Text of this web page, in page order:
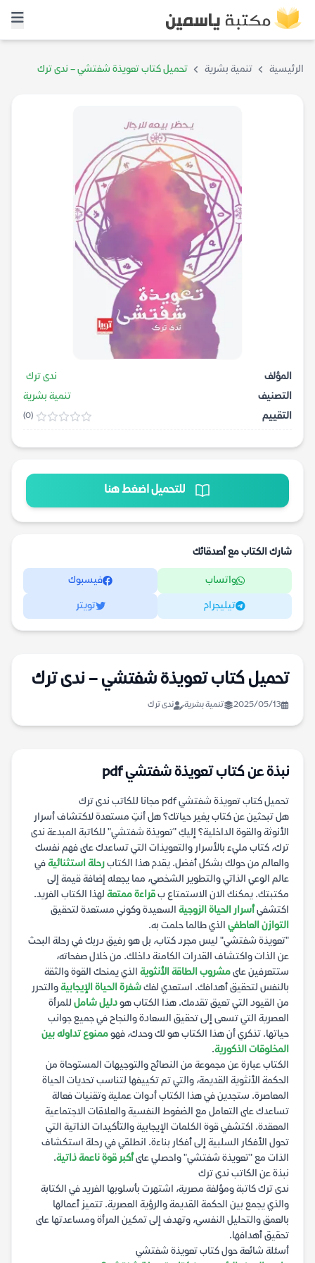
الرئيسية تنمية بشرية تحميل كتاب تعويذة شفتشي – ندى ترك
المؤلف
ندى ترك
التصنيف
تنمية بشرية
التقييم
(0)
للتحميل اضغط هنا
شارك الكتاب مع أصدقائك
واتساب فيسبوك
تيليجرام تويتر
تحميل كتاب تعويذة شفتشي – ندى ترك
2025/05/13 تنمية بشرية ندى ترك
نبذة عن كتاب تعويذة شفتشي pdf
تحميل كتاب تعويذة شفتشي pdf مجانا للكاتب ندى ترك
هل تبحثين عن كتاب يغير حياتك؟ هل أنتِ مستعدة لاكتشاف أسرار
الأنوثة والقوة الداخلية؟ إليكِ "تعويذة شفتشي" للكاتبة المبدعة ندى
ترك، كتاب مليء بالأسرار والتعويذات التي تساعدك على فهم نفسك
والعالم من حولك بشكل أفضل. يقدم هذا الكتابرحلة استثنائيةفي
عالم الوعي الذاتي والتطوير الشخصي، مما يجعله إضافة قيمة إلى
مكتبتك. يمكنك الان الاستمتاع بقراءة ممتعة لهذا الكتاب الفريد.
اكتشفيأسرار الحياة الزوجية السعيدة وكوني مستعدة لتحقيق
التوازن العاطفي الذي طالما حلمت به.
"تعويذة شفتشي" ليس مجرد كتاب، بل هو رفيق دربك في رحلة البحث
عن الذات واكتشاف القدرات الكامنة داخلك. من خلال صفحاته،
ستتعرفين علىمشروب الطاقة الأنثوية الذي يمنحك القوة والثقة
بالنفس لتحقيق أهدافك. استعدي لفكشفرة الحياة الإيجابيةوالتحرر
من القيود التي تعيق تقدمك. هذا الكتاب هودليل شامل للمرأة
العصرية التي تسعى إلى تحقيق السعادة والنجاح في جميع جوانب
حياتها. تذكري أن هذا الكتاب هو لك وحدك، فهوممنوع تداوله بين
المخلوقات الذكورية.
الكتاب عبارة عن مجموعة من النصائح والتوجيهات المستوحاة من
الحكمة الأنثوية القديمة، والتي تم تكييفها لتناسب تحديات الحياة
المعاصرة. ستجدين في هذا الكتاب أدوات عملية وتقنيات فعالة
تساعدك على التعامل مع الضغوط النفسية والعلاقات الاجتماعية
المعقدة. اكتشفي قوة الكلمات الإيجابية والتأكيدات الذاتية التي
تحول الأفكار السلبية إلى أفكار بناءة. انطلقي في رحلة استكشاف
الذات مع "تعويذة شفتشي" واحصلي علىأكبر قوة ناعمة ذاتية.
نبذة عن الكاتب ندى ترك
ندى ترك كاتبة ومؤلفة مصرية، اشتهرت بأسلوبها الفريد في الكتابة
والذي يجمع بين الحكمة القديمة والرؤية العصرية. تتميز أعمالها
بالعمق والتحليل النفسي، وتهدف إلى تمكين المرأة ومساعدتها على
تحقيق أهدافها.
أسئلة شائعة حول كتاب تعويذة شفتشي